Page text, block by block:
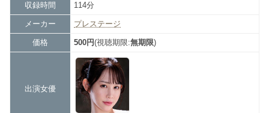
収録時間 114分
メーカー プレステージ
価格 500円(視聴期限:無期限)
出演女優